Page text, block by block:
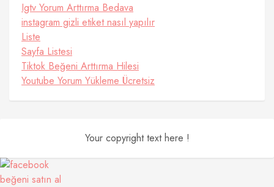
Igtv Yorum Arttırma Bedava
instagram gizli etiket nasıl yapılır
Liste
Sayfa Listesi
Tiktok Beğeni Arttırma Hilesi
Youtube Yorum Yükleme Ücretsiz
Your copyright text here !